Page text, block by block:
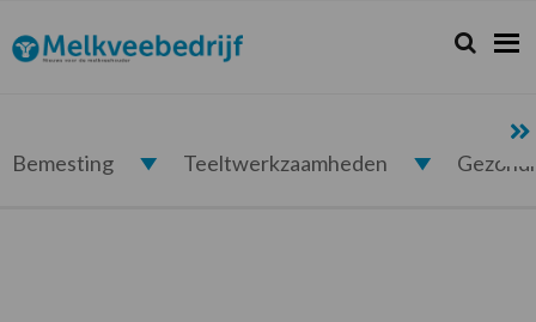
de
hoofdnavigatie
de
hoofd
de
eerste
de
voettekst
Melkveebedrijf.nl Zoeken...
Zoek
Bemesting Teeltwerkzaamheden